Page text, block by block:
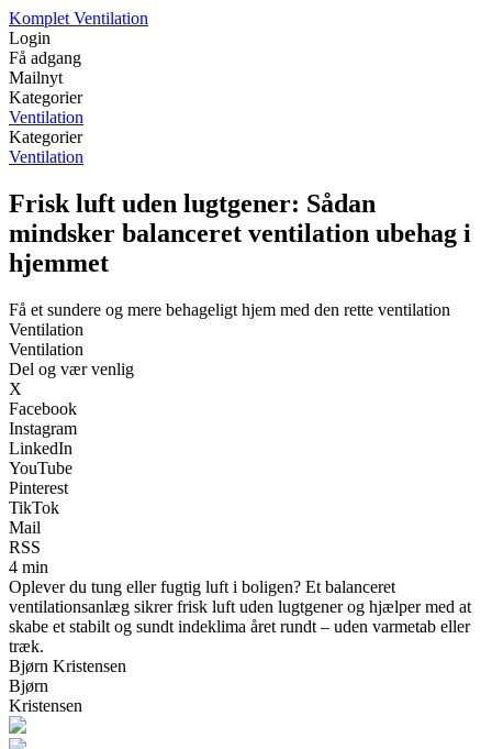
Komplet Ventilation
Login
Få adgang
Mailnyt
Kategorier
Ventilation
Kategorier
Ventilation
Frisk luft uden lugtgener: Sådan
mindsker balanceret ventilation ubehag i
hjemmet
Få et sundere og mere behageligt hjem med den rette ventilation
Ventilation
Ventilation
Del og vær venlig
X
Facebook
Instagram
LinkedIn
YouTube
Pinterest
TikTok
Mail
RSS
4 min
Oplever du tung eller fugtig luft i boligen? Et balanceret
ventilationsanlæg sikrer frisk luft uden lugtgener og hjælper med at
skabe et stabilt og sundt indeklima året rundt – uden varmetab eller
træk.
Bjørn Kristensen
Bjørn
Kristensen